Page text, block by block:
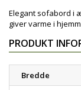
Elegant sofabord i
giver varme i
PRODUKT
Bredde